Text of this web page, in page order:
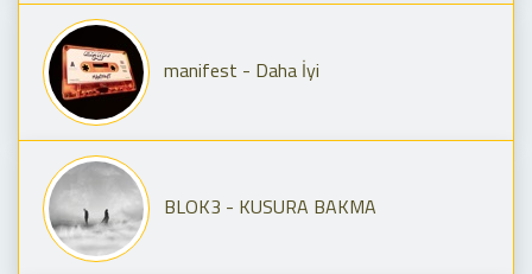
manifest - Daha İyi
BLOK3 - KUSURA BAKMA